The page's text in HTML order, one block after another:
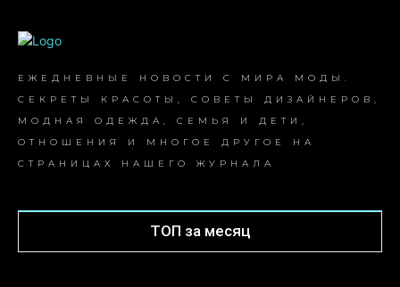
ЕЖЕДНЕВНЫЕ НОВОСТИ С МИРА МОДЫ.
СЕКРЕТЫ КРАСОТЫ, СОВЕТЫ ДИЗАЙНЕРОВ,
МОДНАЯ ОДЕЖДА, СЕМЬЯ И ДЕТИ,
ОТНОШЕНИЯ И МНОГОЕ ДРУГОЕ НА
СТРАНИЦАХ НАШЕГО ЖУРНАЛА
ТОП за месяц